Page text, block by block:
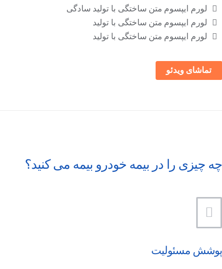
لورم ایپسوم متن ساختگی با تولید سادگی
لورم ایپسوم متن ساختگی با تولید
لورم ایپسوم متن ساختگی با تولید
تماشای ویدئو
چه چیزی را در بیمه خودرو بیمه می کنید؟
پوشش مسئولیت